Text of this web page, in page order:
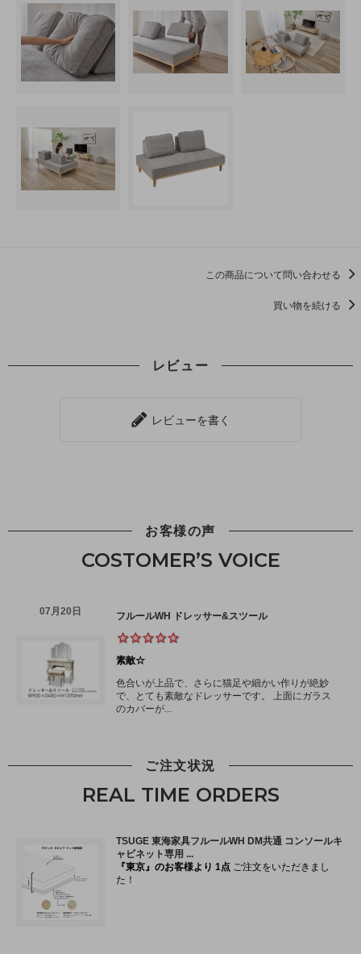
この商品について問い合わせる
買い物を続ける
レビュー
レビューを書く
お客様の声
COSTOMER’S VOICE
ご注文状況
REAL TIME ORDERS